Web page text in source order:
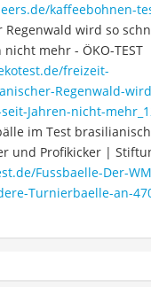
kaffeebohnen-
Regenwald wird so
mehr - ÖKO-TEST
freizeit-
Regenwald-
Jahren-nicht-
im Test
und Profikicker |
Fussbaelle-Der-
Turnierbaelle-an-